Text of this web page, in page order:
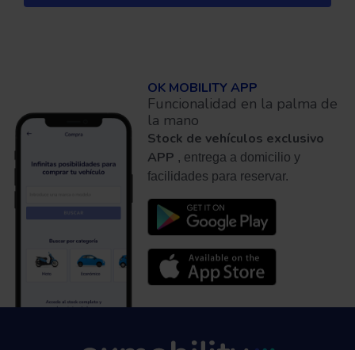
OK MOBILITY APP
Funcionalidad en la palma de
la mano
Stock de vehículos exclusivo
APP , entrega a domicilio y
facilidades para reservar.